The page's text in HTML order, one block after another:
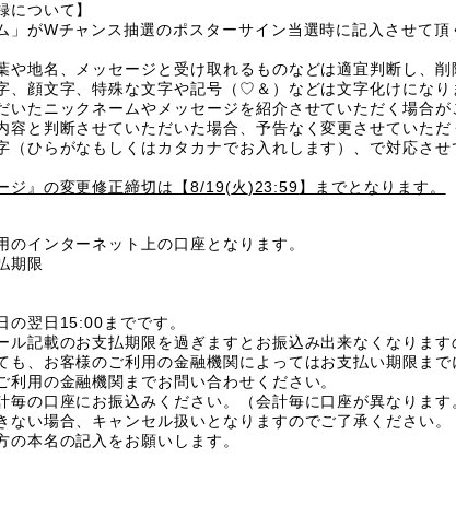
について】
」がWチャンス抽選のポスターサイン当選時に記入させて頂
地名、メッセージと受け取れるものなどは適宜判断し、削
顔文字、特殊な文字や記号（♡＆）などは文字化けになり
たニックネームやメッセージを紹介させていただく場合が
と判断させていただいた場合、予告なく変更させていただ
ひらがなもしくはカタカナでお入れします）、で対応させ
』の変更修正締切は【8/19(火)23:59】までとなります。
インターネット上の口座となります。
期限
の翌日 15:00 までです。
記載のお支払期限を過ぎますとお振込み出来なくなります
、お客様のご利用の金融機関によってはお支払い期限ま
用の金融機関までお問い合わせください。
の口座にお振込みください。（会計毎に口座が異なります
い場合、キャンセル扱いとなりますのでご了承ください。
本名の記入をお願いします。